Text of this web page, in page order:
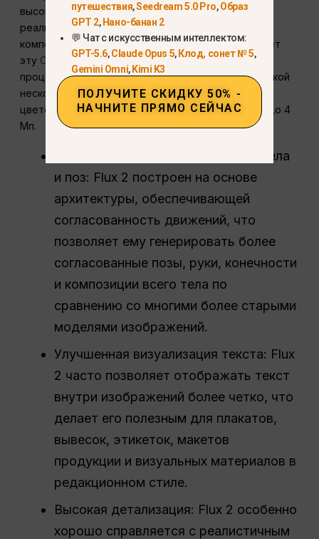
высокой степенью следования за подсказками,
реалистичной визуализацией и гибкой визуальной
композицией. Компания Black Forest Labs описывает
эту Семейство моделей FLUX.2включая рабочие
процессы создания и редактирования с поддержкой
нескольких исходных изображений, управлением
цветом и выводом изображений с разрешением до 4
Мп.
Более высокая согласованность тела
и поз: Flux 2 построен на основе
архитектуры, обеспечивающей
согласованность движений, что
позволяет ему генерировать более
согласованные позы, руки, конечности
и композиции всего тела по
сравнению со многими более старыми
моделями изображений.
Улучшенная визуализация текста: Flux
2 часто позволяет отображать текст
внутри изображений более четко, что
делает его полезным для плакатов,
вывесок, этикеток, макетов
продукции и визуальных материалов в
редакционном стиле.
Высокая детализация: Flux 2 особенно
хорошо справляется с реалистичным
путешествия,Seedream 5.0 Pro,Образ
GPT 2,Нано-банан 2
💬 Чат с искусственным интеллектом:
GPT-5.6,Claude Opus 5,Клод, сонет № 5,
Gemini Omni,Kimi K3
ПОЛУЧИТЕ СКИДКУ 50% -
НАЧНИТЕ ПРЯМО СЕЙЧАС